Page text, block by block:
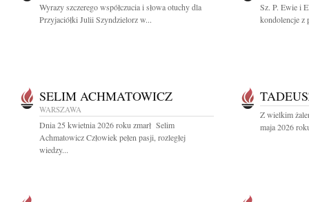
Wyrazy szczerego współczucia i słowa otuchy dla
Przyjaciółki Julii Szyndzielorz w...
Sz. P. Ewie i
kondolencje z
SELIM ACHMATOWICZ
WARSZAWA
Dnia 25 kwietnia 2026 roku zmarł Selim
Achmatowicz Człowiek pełen pasji, rozległej
wiedzy...
Z wielkim
maja 2026